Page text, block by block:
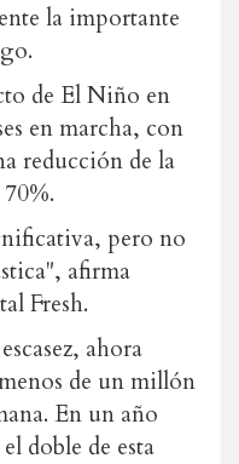
la importante
de El Niño en
en marcha, con
reducción de la
pero no
afirma
Fresh.
ahora
de un millón
En un año
doble de esta